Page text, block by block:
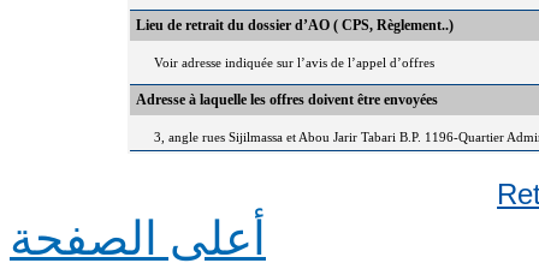
Lieu de retrait du dossier d’AO ( CPS, Règlement..)
Voir adresse indiquée sur l’avis de l’appel d’offres
Adresse à laquelle les offres doivent être envoyées
3, angle rues Sijilmassa et Abou Jarir Tabari B.P. 1196-Quartier
أعلى الصفحة